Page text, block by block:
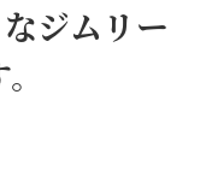
ジムリー